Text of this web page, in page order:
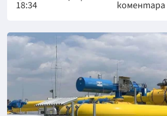
18:34 коментара